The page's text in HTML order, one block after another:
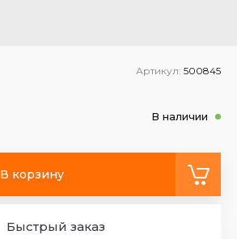
Артикул: 500845
В наличии
В корзину
Быстрый заказ